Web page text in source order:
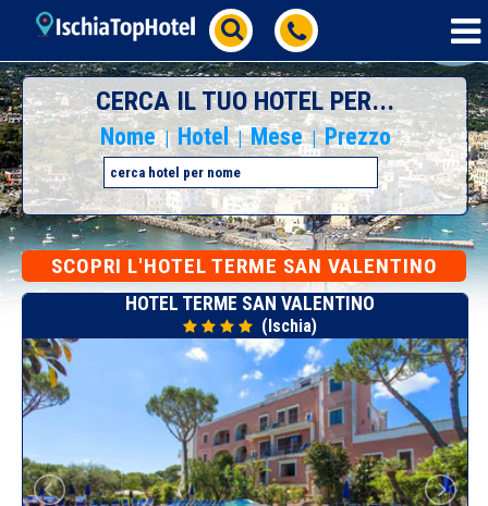
CERCA IL TUO HOTEL PER...
Nome | Hotel | Mese | Prezzo
SCOPRI L'HOTEL TERME SAN VALENTINO
HOTEL TERME SAN VALENTINO
(Ischia)